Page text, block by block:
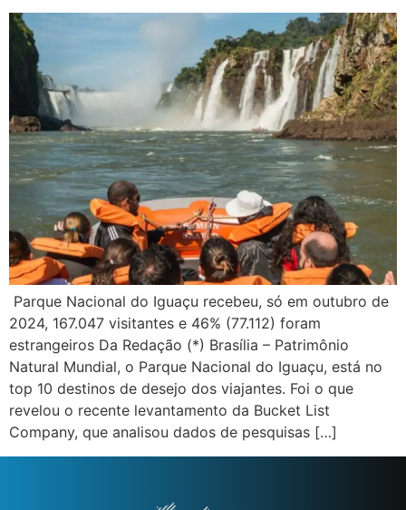
Parque Nacional do Iguaçu recebeu, só em outubro de
2024, 167.047 visitantes e 46% (77.112) foram
estrangeiros Da Redação (*) Brasília – Patrimônio
Natural Mundial, o Parque Nacional do Iguaçu, está no
top 10 destinos de desejo dos viajantes. Foi o que
revelou o recente levantamento da Bucket List
Company, que analisou dados de pesquisas […]